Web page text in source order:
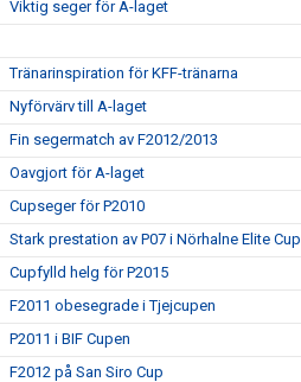
Viktig seger för A-laget
Tränarinspiration för KFF-tränarna
Nyförvärv till A-laget
Fin segermatch av F2012/2013
Oavgjort för A-laget
Cupseger för P2010
Stark prestation av P07 i Nörhalne Elite Cup
Cupfylld helg för P2015
F2011 obesegrade i Tjejcupen
P2011 i BIF Cupen
F2012 på San Siro Cup